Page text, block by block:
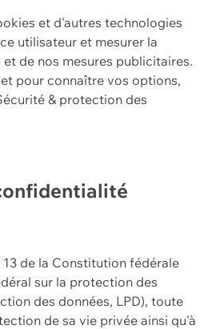
et d'autres technologies
utilisateur et mesurer la
de nos mesures publicitaires.
pour connaître vos options,
& protection des
de la Constitution fédérale
sur la protection des
des données, LPD), toute
de sa vie privée ainsi qu'à